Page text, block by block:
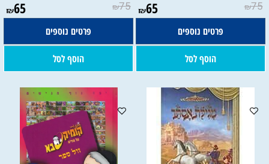
₪75
₪65
פרטים נוספים
הוסף לסל
₪75
₪65
פרטים נוספים
הוסף לסל